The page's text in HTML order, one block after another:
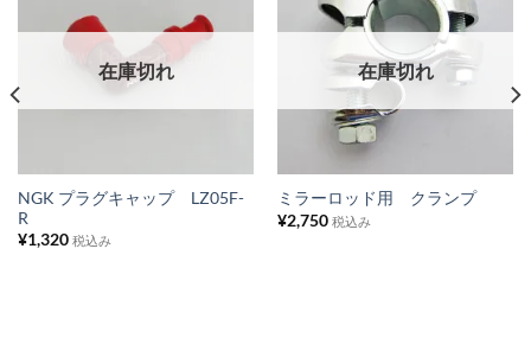
気
ス
在庫切れ
NGK プラグキャップ LZ05F-
R
¥1,320 税込み
気
に
在庫切れ
ミラーロッド用 クランプ
¥2,750 税込み